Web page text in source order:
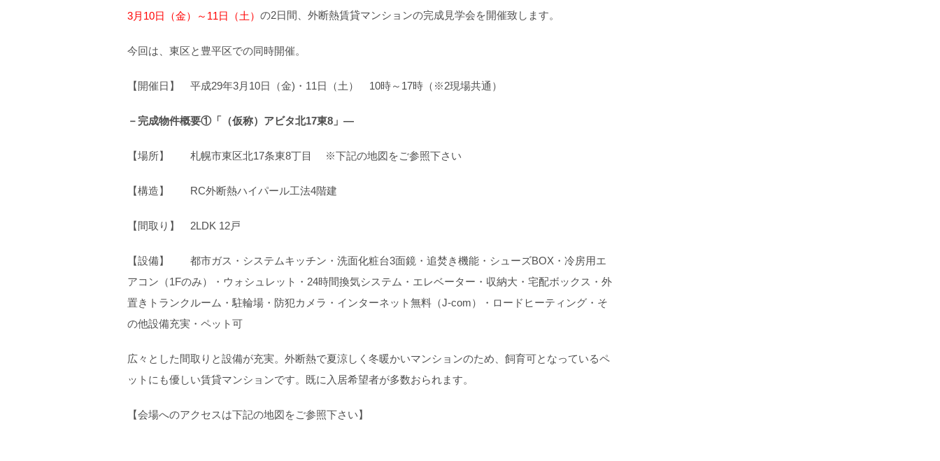
3月10日（金）～11日（土） の2日間、外断熱賃貸マンションの完成見学会を開催致します。
今回は、東区と豊平区での同時開催。
【開催日】 平成29年3月10日（金)・11日（土） 10時～17時（※2現場共通）
－完成物件概要①「（仮称）アビタ北17東8」―
【場所】 札幌市東区北17条東8丁目 ※下記の地図をご参照下さい
【構造】 RC外断熱ハイパール工法4階建
【間取り】 2LDK 12戸
【設備】 都市ガス・システムキッチン・洗面化粧台3面鏡・追焚き機能・シューズBOX・冷房用エ
アコン（1Fのみ）・ウォシュレット・24時間換気システム・エレベーター・収納大・宅配ボックス・外
置きトランクルーム・駐輪場・防犯カメラ・インターネット無料（J-com）・ロードヒーティング・そ
の他設備充実・ペット可
広々とした間取りと設備が充実。外断熱で夏涼しく冬暖かいマンションのため、飼育可となっているペ
ットにも優しい賃貸マンションです。既に入居希望者が多数おられます。
【会場へのアクセスは下記の地図をご参照下さい】